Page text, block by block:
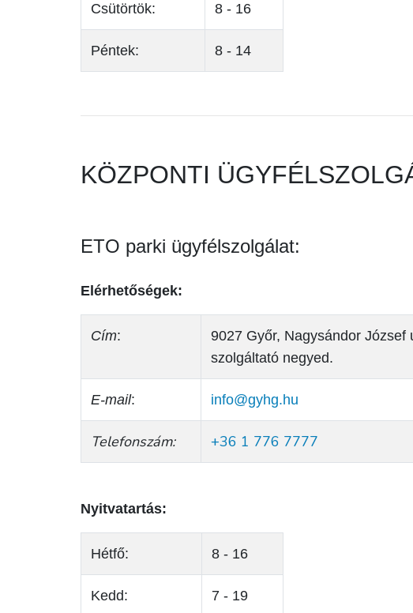
Csütörtök: 8 - 16
Péntek: 8 - 14
KÖZPONTI
ETO parki ügyfélszolgálat:
Elérhetőségek:
Cím: 9027 Győr, Nagysándor József
szolgáltató negyed.
E-mail: info@gyhg.hu
Telefonszám: +36 1 776 7777
Nyitvatartás:
Hétfő: 8 - 16
Kedd: 7 - 19